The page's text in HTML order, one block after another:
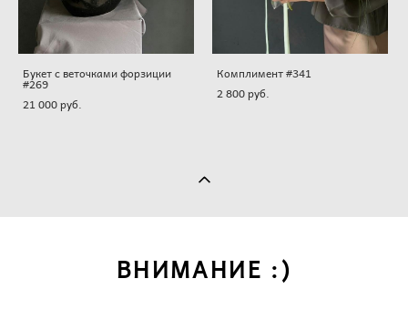
Букет с веточками форзиции
#269
21 000 pуб.
Комплимент #341
2 800 pуб.
ВНИМАНИЕ :)